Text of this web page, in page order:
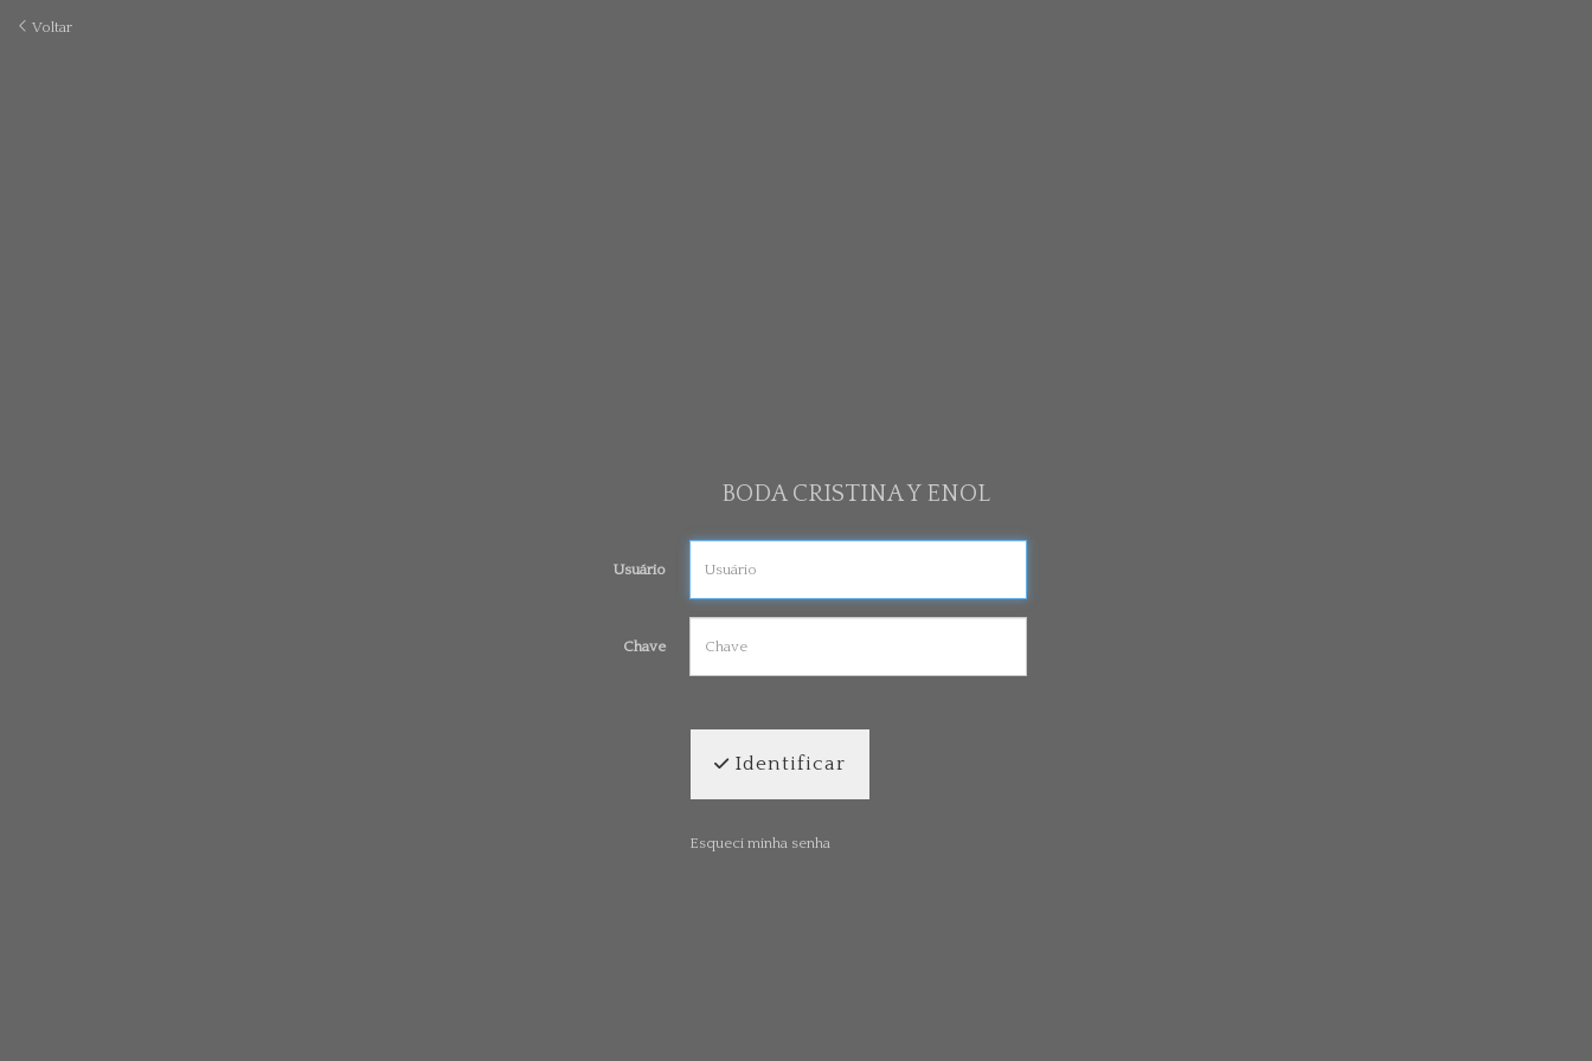
Voltar
BODA CRISTINA Y ENOL
Usuário
Chave
Identificar
Esqueci minha senha